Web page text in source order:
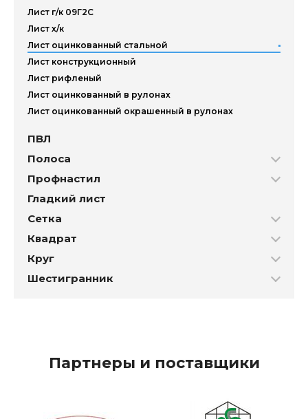
Лист г/к 09Г2С
Лист х/к
Лист оцинкованный стальной
Лист конструкционный
Лист рифленый
Лист оцинкованный в рулонах
Лист оцинкованный окрашенный в рулонах
ПВЛ
Полоса
Профнастил
Гладкий лист
Сетка
Квадрат
Круг
Шестигранник
Партнеры и поставщики